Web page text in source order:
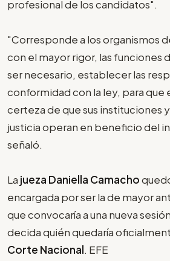
profesional de los candidatos".
"Corresponde a los organismos
con el mayor rigor, las funciones
ser necesario, establecer las
conformidad con la ley, para que
certeza de que sus instituciones
justicia operan en beneficio del
señaló.
La jueza Daniella Camacho
encargada por ser la de mayor
que convocaría a una nueva
decida quién quedaría
Corte Nacional. EFE